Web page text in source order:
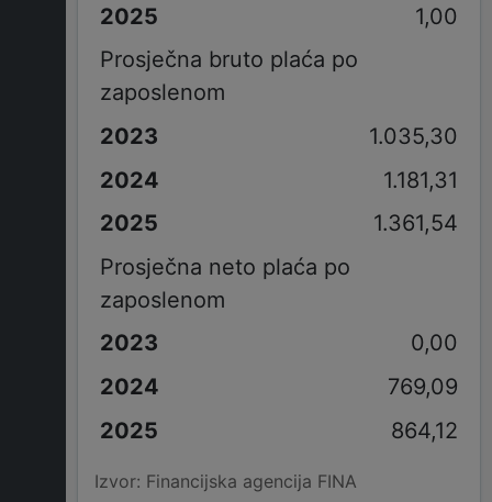
1,00
Prosječna bruto plaća po
zaposlenom
1.035,30
1.181,31
1.361,54
Prosječna neto plaća po
zaposlenom
0,00
769,09
864,12
Izvor: Financijska agencija FINA